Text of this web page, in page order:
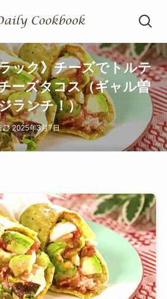
ック》チーズでトルテ
ーズタコス（ギャル曽
ランチ！）
2025年3月7日